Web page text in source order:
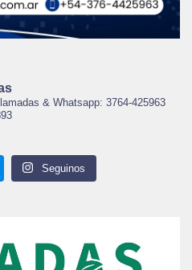
& Whatsapp: 3764-425963
Seguinos